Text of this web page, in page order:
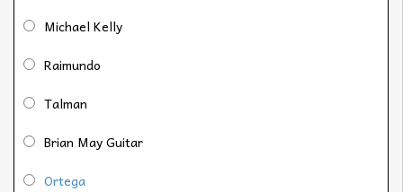
Michael Kelly
Raimundo
Talman
Brian May Guitar
Ortega